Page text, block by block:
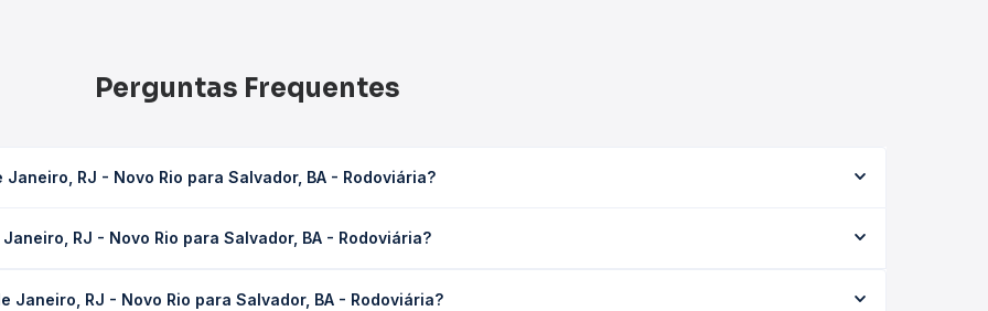
Perguntas Frequentes
RJ - Novo Rio para Salvador, BA - Rodoviária?
Na Quero Passagem você consulta os horários disponíveis e vê a duração exata de cada opção na data
RJ - Novo Rio para Salvador, BA - Rodoviária?
Na Quero Passagem você compara os preços de todas as viações em tempo real e garante a melhor oferta
Janeiro, RJ - Novo Rio para Salvador, BA - Rodoviária?